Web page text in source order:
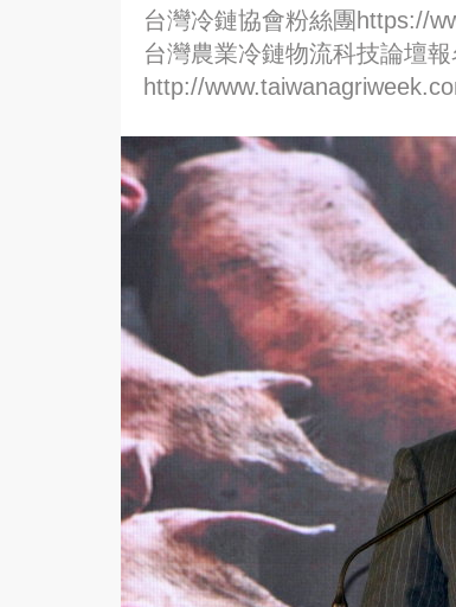
台灣冷鏈協會粉絲團https://
台灣農業冷鏈物流科技論壇
http://